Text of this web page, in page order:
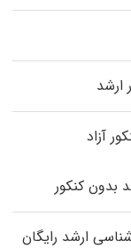
ارشد
آزاد
بدون کنکور
ارشد رایگان